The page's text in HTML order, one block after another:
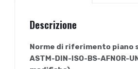
Descrizione
Norme di riferimento piano
ASTM-DIN-ISO-BS-AFNOR-